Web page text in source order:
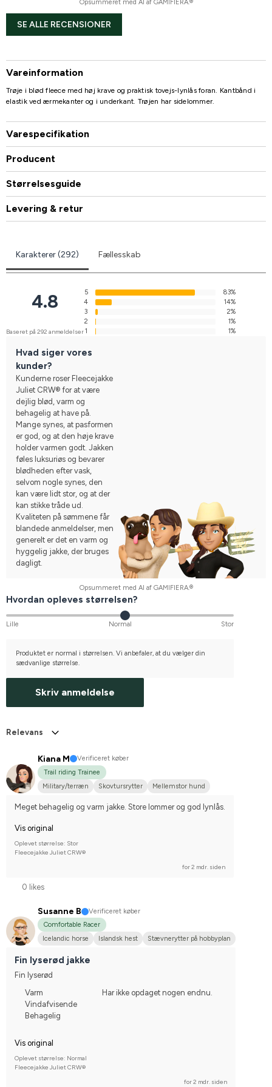
Opsummeret med AI af GAMIFIERA.®
SE ALLE RECENSIONER
Vareinformation
Trøje i blød fleece med høj krave og praktisk tovejs-lynlås foran. Kantbånd i
elastik ved ærmekanter og i underkant. Trøjen har sidelommer.
Varespecifikation
Producent
Størrelsesguide
Levering & retur
Karakterer (292) Fællesskab
4.8
Baseret på 292 anmeldelser
5
83%
4
14%
3
2%
2
1%
1
1%
Hvad siger vores
kunder?
Kunderne roser Fleecejakke
Juliet CRW® for at være
dejlig blød, varm og
behagelig at have på.
Mange synes, at pasformen
er god, og at den høje krave
holder varmen godt. Jakken
føles luksuriøs og bevarer
blødheden efter vask,
selvom nogle synes, den
kan være lidt stor, og at der
kan stikke tråde ud.
Kvaliteten på sømmene får
blandede anmeldelser, men
generelt er det en varm og
hyggelig jakke, der bruges
dagligt.
Opsummeret med AI af GAMIFIERA.®
Hvordan opleves størrelsen?
Lille Normal Stor
Produktet er normal i størrelsen. Vi anbefaler, at du vælger din
sædvanlige størrelse.
Skriv anmeldelse
Relevans
Kiana M
Verificeret køber
Trail riding Trainee
Military/terræn
Skovtursrytter Mellemstor hund
Meget behagelig og varm jakke. Store lommer og god lynlås.
Vis original
Oplevet størrelse: Stor
Fleecejakke Juliet CRW®
for 2 mdr. siden
0 likes
Susanne B
Verificeret køber
Comfortable Racer
Icelandic horse
Islandsk hest Stævnerytter på hobbyplan
Fin lyserød jakke
Fin lyserød
Varm
Vindafvisende
Behagelig
Har ikke opdaget nogen endnu.
Vis original
Oplevet størrelse: Normal
Fleecejakke Juliet CRW®
for 2 mdr. siden